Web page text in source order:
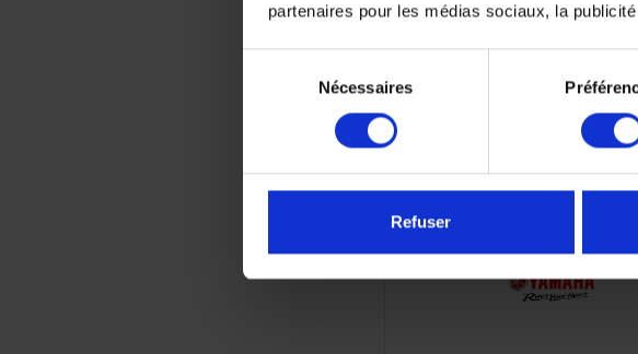
partenaires pour les médias sociaux, la
consentement
Nécessaires
Refuser
Kit de Fixation de Valises
YAMAHA Tenere 700